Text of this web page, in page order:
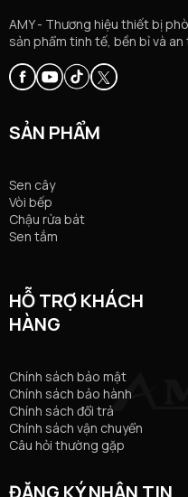
AMY - Thương hiệu thiết bị
sản phẩm tinh tế, bền bỉ và
SẢN PHẨM
Sen cây
Vòi bếp
Chậu rửa bát
Sen tắm
HỖ TRỢ KHÁCH
HÀNG
Chính sách bảo mật
Chính sách bảo hành
Chính sách đổi trả
Chính sách vận chuyển
Câu hỏi thường gặp
ĐĂNG KÝ NHẬN TIN